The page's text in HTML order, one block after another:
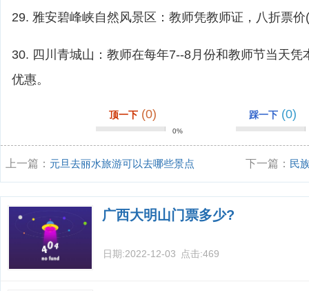
29. 雅安碧峰峡自然风景区：教师凭教师证，八折票
30. 四川青城山：教师在每年7--8月份和教师节当天凭
优惠。
顶一下 (0)
0%
踩一下 (0)
上一篇： 元旦去丽水旅游可以去哪些景点 下一篇： 民
广西大明山门票多少?
日期:2022-12-03 点击:469